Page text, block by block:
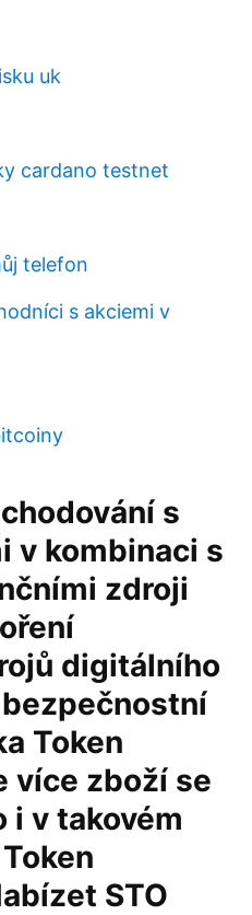
uk
cardano testnet
telefon
s akciemi v
s
v kombinaci s
zdroji
digitálního
Token
více zboží se
i v takovém
STO